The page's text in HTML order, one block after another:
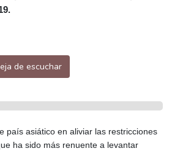
Asunción
°Cde escuchar
país asiático en aliviar las restricciones
ha sido más renuente a levantar